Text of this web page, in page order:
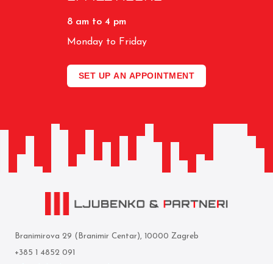
8 am to 4 pm
Monday to Friday
SET UP AN APPOINTMENT
Branimirova 29 (Branimir Centar), 10000 Zagreb
+385 1 4852 091